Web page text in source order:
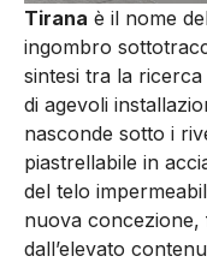
Tirana è il nome
ingombro
sintesi tra la ricerca
di agevoli
nasconde sotto i
piastrellabile in
del telo
nuova
dall’elevato